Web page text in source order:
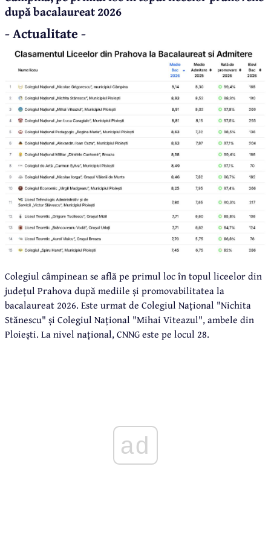
după bacalaureat 2026
- Actualitate -
Colegiul câmpinean se află pe primul loc în topul liceelor din
județul Prahova după mediile și promovabilitatea la
bacalaureat 2026. Este urmat de Colegiul Național "Nichita
Stănescu" și Colegiul Național "Mihai Viteazul", ambele din
Ploiești. La nivel național, CNNG este pe locul 28.
ad